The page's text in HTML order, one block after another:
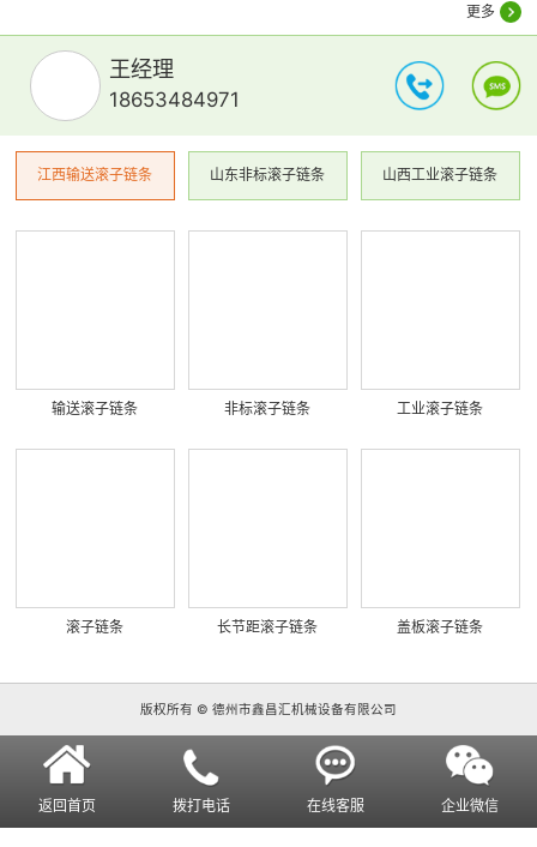
更多
王经理
18653484971
江西输送滚子链条 山东非标滚子链条 山西工业滚子链条
输送滚子链条 非标滚子链条 工业滚子链条
滚子链条 长节距滚子链条 盖板滚子链条
版权所有 © 德州市鑫昌汇机械设备有限公司
返回首页 拨打电话 在线客服 企业微信